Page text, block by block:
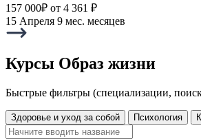
157 000₽ от 4 361 ₽
15 Апреля 9 мес. месяцев
Курсы Образ жизни
Быстрые фильтры (специализации,
Здоровье и уход за собой Психология